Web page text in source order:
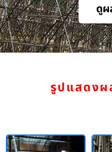
ดูผ
รูปแสดงผ